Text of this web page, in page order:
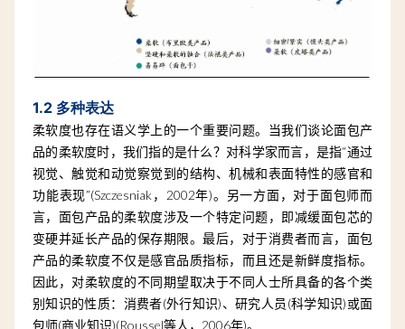
1.2 多种表达
柔软度也存在语义学上的一个重要问题。当我们谈论面包产
品的柔软度时，我们指的是什么？对科学家而言，是指“通过
视觉、触觉和动觉察觉到的结构、机械和表面特性的感官和
功能表现”(Szczesniak，2002年)。另一方面，对于面包师而
言，面包产品的柔软度涉及一个特定问题，即减缓面包芯的
变硬并延长产品的保存期限。最后，对于消费者而言，面包
产品的柔软度不仅是感官品质指标，而且还是新鲜度指标。
因此，对柔软度的不同期望取决于不同人士所具备的各个类
别知识的性质：消费者(外行知识)、研究人员(科学知识)或面
包师(商业知识)(Roussel等人，2006年)。